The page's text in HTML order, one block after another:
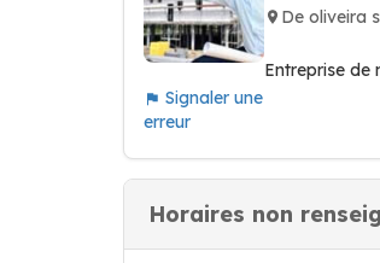
Signaler une
erreur
De oliveira
Entreprise de
Horaires non